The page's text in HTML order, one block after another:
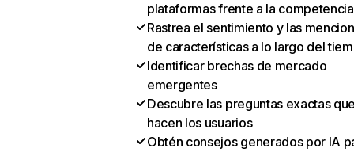
plataformas frente a la competencia
Rastrea el sentimiento y las
de características a lo largo del
Identificar brechas de mercado
emergentes
Descubre las preguntas exactas
hacen los usuarios
Obtén consejos generados por IA